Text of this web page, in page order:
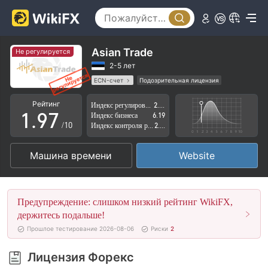
Не регулируется Asian Trade
2-5 лет
ECN-счет
Подозрительная лицензия
Регион деятельности подозрителен
Высокие потенциальные риски
Рейтинг
0
1
2
3
4
5
6
.
5
6
7
8
9
3
4
5
6
7
8
9
/10
Индекс бизнеса
6.19
Машина времени Website
Предупреждение: слишком низкий рейтинг WikiFX,
держитесь подальше!
Прошлое тестирование 2026-08-06 Риски 2
Лицензия Форекс